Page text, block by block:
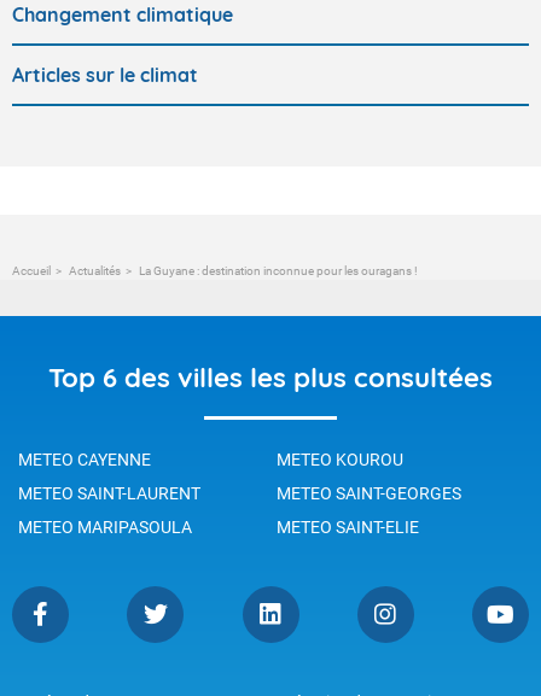
Changement climatique
Articles sur le climat
Accueil Actualités La Guyane : destination inconnue pour les ouragans !
Top 6 des villes les plus consultées
METEO CAYENNE
METEO KOUROU
METEO SAINT-LAURENT
METEO SAINT-GEORGES
METEO MARIPASOULA
METEO SAINT-ELIE